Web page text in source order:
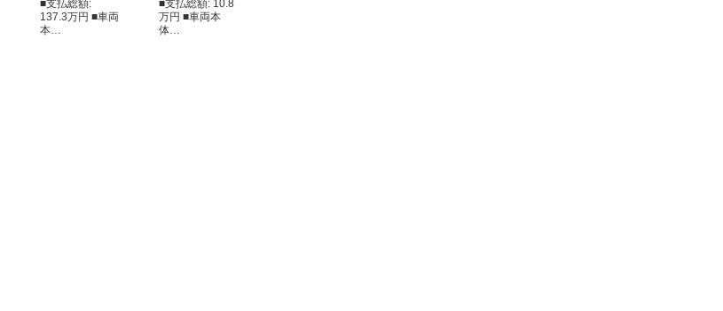
■支払総額:
137.3万円 ■車両
本…
■支払総額: 10.8
万円 ■車両本
体…